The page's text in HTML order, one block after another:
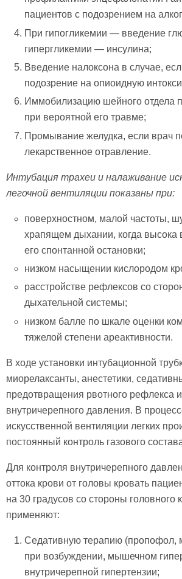
пациентов с подозрением на
При гипогликемии — введение
гипергликемии — инсулина;
Введение налоксона в случае,
подозрение на опиоидную
Иммобилизацию шейного отдела
при вероятной его травме;
Промывание желудка, если врач
лекарственное отравление.
Интубация трахеи и налаживание
легочной вентиляции показаны при:
поверхностном, малой частоты,
храпящем дыхании, когда высока
его спонтанной остановки;
низком насыщении кислородом
расстройстве рефлексов со
дыхательной системы;
низком балле по шкале оценки
тяжелой степени ареактивности.
В ходе установки интубационной
миорелаксанты, анестетики,
предотвращения рвотного рефлекса
внутричерепного давления. В
искусственной вентиляции легких
постоянный контроль газового
Для контроля внутричерепного
оттока крови от головы кровать
на 30 градусов со стороны головного
применяют:
Седативную терапию (пропофол,
при возбуждении, мышечном
внутричерепной гипертензии;